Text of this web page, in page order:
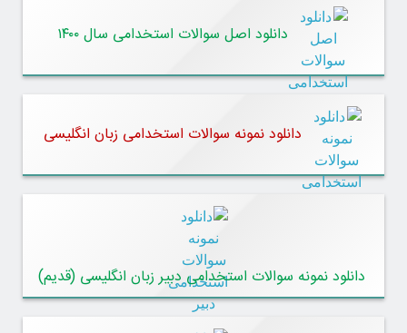
دانلود اصل سوالات استخدامی سال ۱۴۰۰
دانلود نمونه سوالات استخدامی زبان انگلیسی
دانلود نمونه سوالات استخدامی دبیر زبان انگلیسی (قدیم)